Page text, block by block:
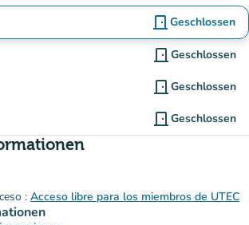
door_front Geschlossen
door_front Geschlossen
door_front Geschlossen
door_front Geschlossen
: Acceso libre para los miembros de UTEC